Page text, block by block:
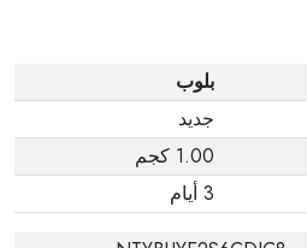
بلوب
جديد
1.00 كجم
3 أيام